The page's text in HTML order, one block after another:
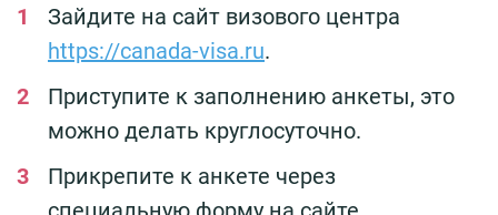
Зайдите на сайт визового центра
https://canada-visa.ru.
Приступите к заполнению анкеты, это
можно делать круглосуточно.
Прикрепите к анкете через